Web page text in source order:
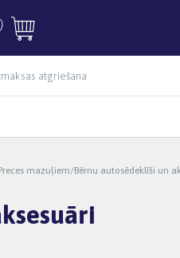
atgriešana
mazuļiem/Bērnu autosēdeklīši un